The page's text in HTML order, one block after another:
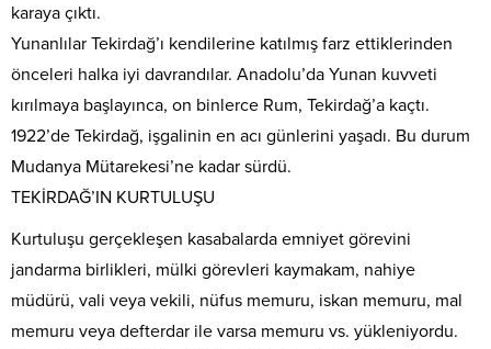
karaya çıktı.
Yunanlılar Tekirdağ’ı kendilerine katılmış farz ettiklerinden
önceleri halka iyi davrandılar. Anadolu’da Yunan kuvveti
kırılmaya başlayınca, on binlerce Rum, Tekirdağ’a kaçtı.
1922’de Tekirdağ, işgalinin en acı günlerini yaşadı. Bu durum
Mudanya Mütarekesi’ne kadar sürdü.
TEKİRDAĞ’IN KURTULUŞU
Kurtuluşu gerçekleşen kasabalarda emniyet görevini
jandarma birlikleri, mülki görevleri kaymakam, nahiye
müdürü, vali veya vekili, nüfus memuru, iskan memuru, mal
memuru veya defterdar ile varsa memuru vs. yükleniyordu.